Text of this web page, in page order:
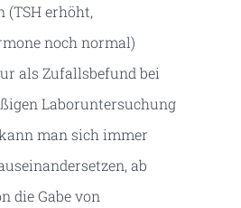
erhöht,
noch normal)
als Zufallsbefund bei
Laboruntersuchung
man sich immer
ab
die Gabe von